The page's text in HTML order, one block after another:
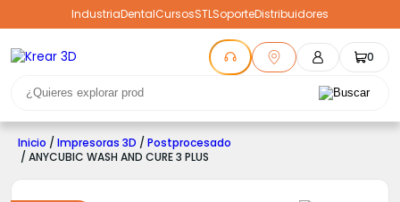
IndustriaDentalCursosSTLSoporteDistribuidores
0
Inicio / Impresoras 3D / Postprocesado
/ ANYCUBIC WASH AND CURE 3 PLUS